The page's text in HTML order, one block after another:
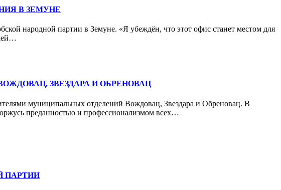
В ЗЕМУНЕ
народной партии в Земуне. «Я убеждён, что этот офис станет местом для
ЗВЕЗДАРА И ОБРЕНОВАЦ
муниципальных отделений Вождовац, Звездара и Обреновац. В
преданностью и профессионализмом всех…
ПАРТИИ